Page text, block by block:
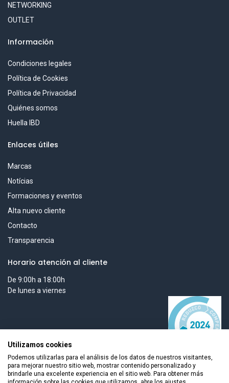
NETWORKING
OUTLET
Información
Condiciones legales
Política de Cookies
Política de Privacidad
Quiénes somos
Huella IBD
Enlaces útiles
Marcas
Notícias
Formaciones y eventos
Alta nuevo cliente
Contacto
Transparencia
Horario atención al cliente
De 9:00h a 18:00h
De lunes a viernes
Utilizamos cookies
Podemos utilizarlas para el análisis de los datos de nuestros visitantes,
para mejorar nuestro sitio web, mostrar contenido personalizado y
brindarle una excelente experiencia en el sitio web. Para obtener más